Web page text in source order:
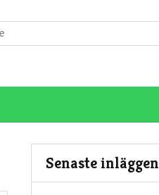
Senaste inläggen